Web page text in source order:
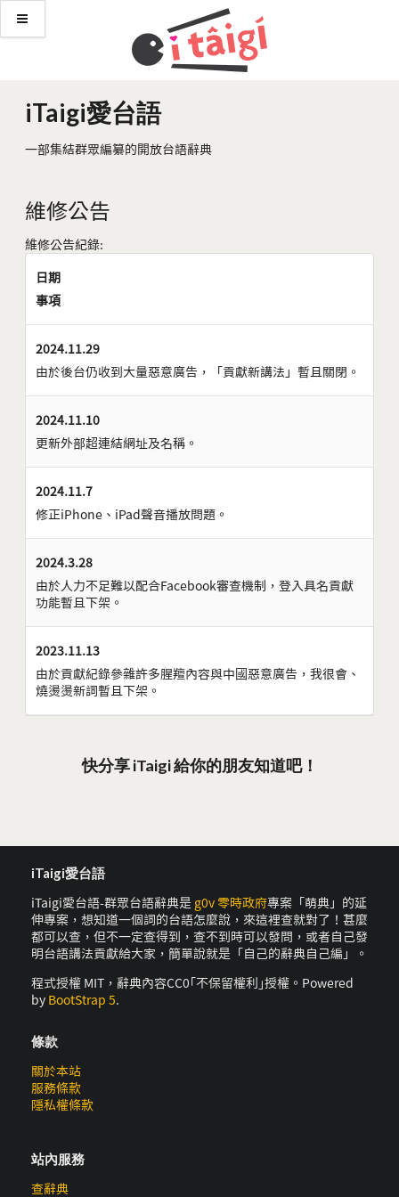
iTaigi愛台語
一部集結群眾編纂的開放台語辭典
維修公告
維修公告紀錄:
日期
事項
2024.11.29
由於後台仍收到大量惡意廣告，「貢獻新講法」暫且關閉。
2024.11.10
更新外部超連結網址及名稱。
2024.11.7
修正iPhone、iPad聲音播放問題。
2024.3.28
由於人力不足難以配合Facebook審查機制，登入具名貢獻
功能暫且下架。
2023.11.13
由於貢獻紀錄參雜許多腥羶內容與中國惡意廣告，我很會、
燒燙燙新詞暫且下架。
快分享 iTaigi 給你的朋友知道吧！
iTaigi愛台語
iTaigi愛台語-群眾台語辭典是 g0v 零時政府專案「萌典」的延
伸專案，想知道一個詞的台語怎麼說，來這裡查就對了！甚麼
都可以查，但不一定查得到，查不到時可以發問，或者自己發
明台語講法貢獻給大家，簡單說就是「自己的辭典自己編」。
程式授權 MIT，辭典內容CC0｢不保留權利｣授權。Powered
by BootStrap 5.
條款
關於本站
服務條款
隱私權條款
站內服務
查辭典